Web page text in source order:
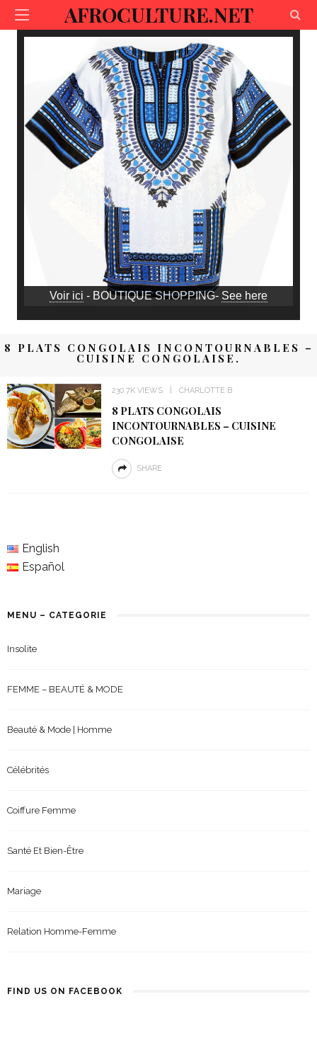
AFROCULTURE.NET
Voir ici - BOUTIQUE SHOPPING- See here
8 PLATS CONGOLAIS INCONTOURNABLES –
CUISINE CONGOLAISE.
230.7K VIEWS CHARLOTTE B
8 PLATS CONGOLAIS
INCONTOURNABLES – CUISINE
CONGOLAISE
SHARE
English
Español
MENU – CATEGORIE
Insolite
FEMME – BEAUTÉ & MODE
Beauté & Mode | Homme
Célébrités
Coiffure Femme
Santé Et Bien-Être
Mariage
Relation Homme-Femme
FIND US ON FACEBOOK